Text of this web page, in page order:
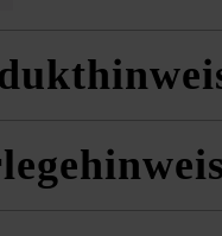
wir die Mengenangabe in